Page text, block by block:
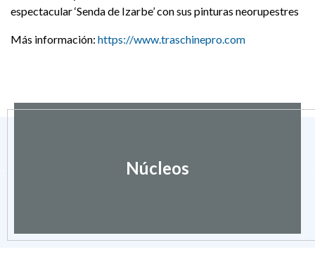
espectacular ‘Senda de Izarbe’ con sus pinturas neorupestres
Más información: https://www.traschinepro.com
Núcleos